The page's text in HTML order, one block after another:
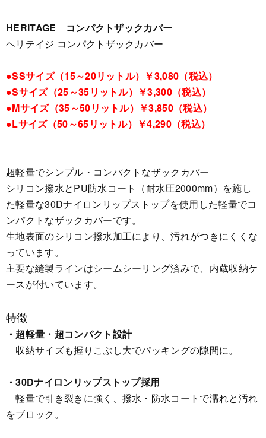
HERITAGE コンパクトザックカバー
ヘリテイジ コンパクトザックカバー
●SSサイズ（15～20リットル）￥3,080（税込）
●Sサイズ（25～35リットル）￥3,300（税込）
●Mサイズ（35～50リットル）￥3,850（税込）
●Lサイズ（50～65リットル）￥4,290（税込）
超軽量でシンプル・コンパクトなザックカバー
シリコン撥水とPU防水コート（耐水圧2000mm）を施し
た軽量な30Dナイロンリップストップを使用した軽量でコ
ンパクトなザックカバーです。
生地表面のシリコン撥水加工により、汚れがつきにくくな
っています。
主要な縫製ラインはシームシーリング済みで、内蔵収納ケ
ースが付いています。
特徴
・超軽量・超コンパクト設計
収納サイズも握りこぶし大でパッキングの隙間に。
・30Dナイロンリップストップ採用
軽量で引き裂きに強く、撥水・防水コートで濡れと汚れ
をブロック。